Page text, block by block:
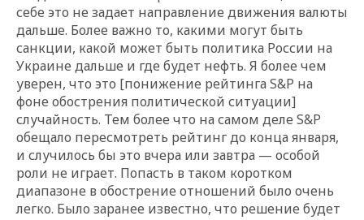
себе это не задает направление движения валюты
дальше. Более важно то, какими могут быть
санкции, какой может быть политика России на
Украине дальше и где будет нефть. Я более чем
уверен, что это [понижение рейтинга S&P на
фоне обострения политической ситуации]
случайность. Тем более что на самом деле S&P
обещало пересмотреть рейтинг до конца января,
и случилось бы это вчера или завтра — особой
роли не играет. Попасть в таком коротком
диапазоне в обострение отношений было очень
легко. Было заранее известно, что решение будет